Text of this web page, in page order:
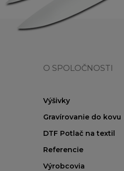
O SPOLOČNOSTI
Výšivky
Gravírovanie do kovu
DTF Potlač na textil
Referencie
Výrobcovia